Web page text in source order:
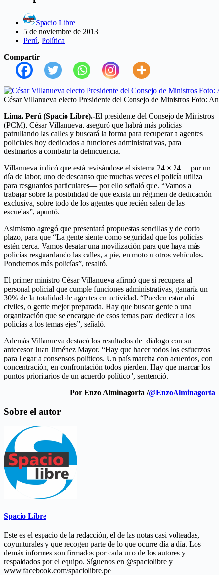
Spacio Libre
5 de noviembre de 2013
Perú, Política
Compartir
César Villanueva electo Presidente del Consejo de Ministros Foto:
Lima, Perú (Spacio Libre).-El presidente del Consejo de Ministros
(PCM), César Villanueva, aseguró que habrá más policías
patrullando las calles y buscará la forma para recuperar a agentes
policiales hoy dedicados a funciones administrativas, para
destinarlos a combatir la delincuencia.
Villanueva indicó que está revisándose el sistema 24 × 24 —por un
día de labor, uno de descanso que muchas veces el policía utiliza
para resguardos particulares— por ello señaló que. “Vamos a
trabajar sobre la posibilidad de que exista un régimen de dedicación
exclusiva, sobre todo de los agentes que recién salen de las
escuelas”, apuntó.
Asimismo agregó que presentará propuestas sencillas y de corto
plazo, para que “La gente siente como seguridad que los policías
estén cerca. Vamos desatar una movilización para que haya más
policías resguardando las calles, a pie, en moto u otros vehículos.
Pondremos más policías”, resaltó.
El primer ministro César Villanueva afirmó que si recupera al
personal policial que cumple funciones administrativas, ganaría un
30% de la totalidad de agentes en actividad. “Pueden estar ahí
civiles, o gente mejor preparada. Hay que buscar gente o una
organización que se encargue de esos temas para dedicar a los
policías a los temas ejes”, señaló.
Además Villanueva destacó los resultados de dialogo con su
antecesor Juan Jiménez Mayor. “Hay que hacer todos los esfuerzos
para llegar a consensos políticos. Un país marcha con acuerdos, con
concentración, en confrontación todos pierden. Hay que marcar los
puntos prioritarios de un acuerdo político”, sentenció.
Por Enzo Alminagorta /@EnzoAlminagorta
Sobre el autor
Spacio Libre
Este es el espacio de la redacción, el de las notas casi volteadas,
coyunturales y que recogen parte de lo que ocurre día a día. Los
demás informes son firmados por cada uno de los autores y
respaldados por el equipo. Síguenos en @spaciolibre y
www.facebook.com/spaciolibre.pe